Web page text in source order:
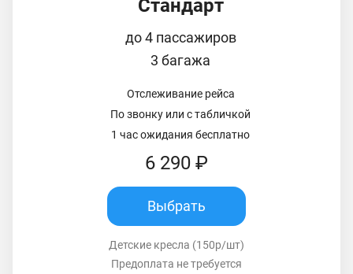
Стандарт
до 4 пассажиров
3 багажа
Отслеживание рейса
По звонку или с табличкой
1 час ожидания бесплатно
6 290 ₽
Выбрать
Детские кресла (150р/шт)
Предоплата не требуется